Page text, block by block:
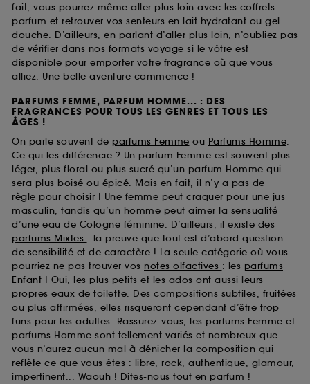
fait, vous pourrez même aller plus loin avec les coffrets
parfum et retrouver vos senteurs en lait hydratant ou gel
douche. D’ailleurs, en parlant d’aller plus loin, n’oubliez pas
de vérifier dans nos formats voyage si le vôtre est
disponible pour emporter votre fragrance où que vous
alliez. Une belle aventure commence !
PARFUMS FEMME, PARFUM HOMME... : DES
FRAGRANCES POUR TOUS LES GENRES ET TOUS LES
ÂGES !
On parle souvent de parfums Femme ou Parfums Homme.
Ce qui les différencie ? Un parfum Femme est souvent plus
léger, plus floral ou plus sucré qu’un parfum Homme qui
sera plus boisé ou épicé. Mais en fait, il n’y a pas de
règle pour choisir ! Une femme peut craquer pour une jus
masculin, tandis qu’un homme peut aimer la sensualité
d’une eau de Cologne féminine. D’ailleurs, il existe des
parfums Mixtes : la preuve que tout est d’abord question
de sensibilité et de caractère ! La seule catégorie où vous
pourriez ne pas trouver vos notes olfactives : les parfums
Enfant ! Oui, les plus petits et les ados ont aussi leurs
propres eaux de toilette. Des compositions subtiles, fruitées
ou plus affirmées, elles risqueront cependant d’être trop
funs pour les adultes. Rassurez-vous, les parfums Femme et
parfums Homme sont tellement variés et nombreux que
vous n’aurez aucun mal à dénicher la composition qui
reflète ce que vous êtes : libre, rock, authentique, glamour,
impertinent... Waouh ! Dites-nous tout en parfum !